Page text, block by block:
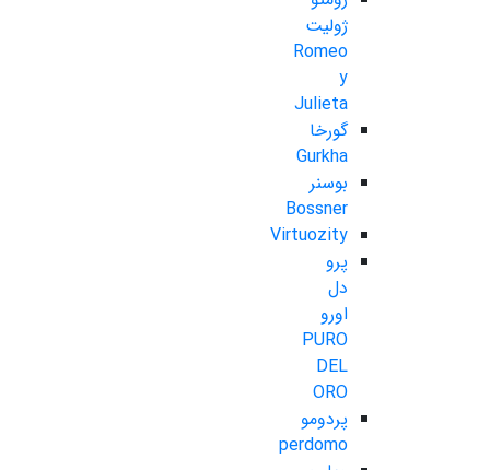
ژولیت
Romeo
y
Julieta
گورخا
Gurkha
بوسنر
Bossner
Virtuozity
پرو
دل
اورو
PURO
DEL
ORO
پردومو
perdomo